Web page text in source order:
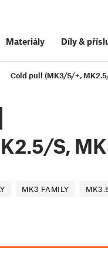
Materiály Díly&
Cold pull (MK3/S/+,
S,
MK3 FAMILY